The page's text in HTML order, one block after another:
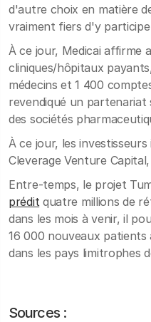
d'autre choix en matière
vraiment fiers d'y
À ce jour, Medicai affirme
cliniques/hôpitaux
médecins et 1 400
revendiqué un
des sociétés
À ce jour, les
Cleverage Venture
Entre-temps, le projet
préditquatre millions de
dans les mois à venir, il
16 000 nouveaux
dans les pays limitrophes
Sources :